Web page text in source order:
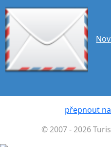
přepnout
© 2007 - 2026